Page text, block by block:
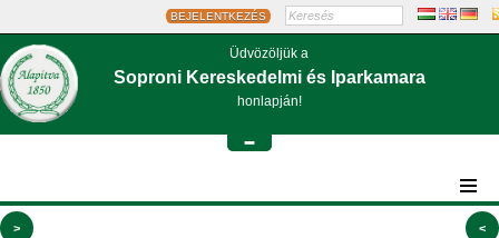
BEJELENTKEZÉS
Üdvözöljük a
Soproni Kereskedelmi és Iparkamara
honlapján!
-
> <